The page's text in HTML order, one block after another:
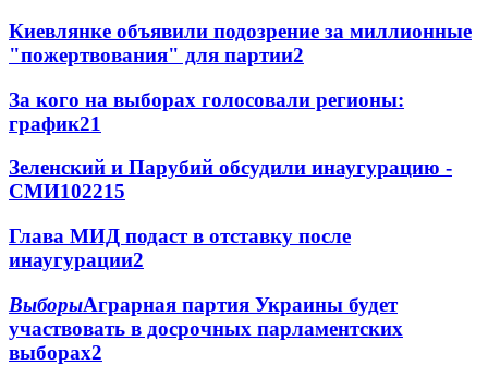
Киевлянке объявили подозрение за миллионные
"пожертвования" для партии2
За кого на выборах голосовали регионы:
график21
Зеленский и Парубий обсудили инаугурацию -
СМИ102215
Глава МИД подаст в отставку после
инаугурации2
ВыборыАграрная партия Украины будет
участвовать в досрочных парламентских
выборах2